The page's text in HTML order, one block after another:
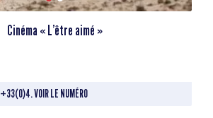
Cinéma « L’être aimé »
+33(0)4. VOIR LE NUMÉRO